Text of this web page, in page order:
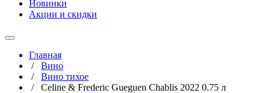
Новинки
Акции и скидки
Главная
/ Вино
/ Вино тихое
/ Celine & Frederic Gueguen Chablis 2022 0.75 л